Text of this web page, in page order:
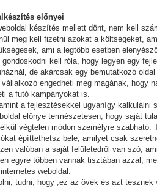
előnyei
készítés mellett dönt, nem kell
meg kell fizetni azokat a költségeket,
ami a legtöbb esetben
kell róla, hogy legyen egy
de akárcsak egy bemutatkozó
engedheti meg magának, hogy
a futó kampányokat is.
a fejlesztésekkel ugyanígy kalkulálni
előnye természetesen, hogy saját
végtelen módon személyre szabható.
építtethetsz bele, amilyet csak
valóban a saját felületedről van szó,
egyre többen vannak tisztában azzal,
weboldal.
tudni, hogy „ez az övék és azt